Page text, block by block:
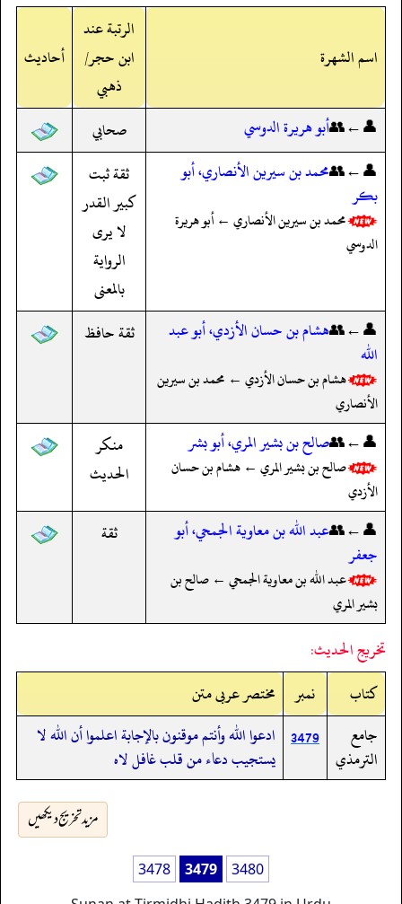
اسم الشهرة
الرتبة عند
ابن حجر/
ذهبي
أحاديث
👤←👥أبو هريرة الدوسي
صحابي
👤←👥محمد بن سيرين الأنصاري، أبو
بكر
محمد بن سيرين الأنصاري ← أبو هريرة
الدوسي
ثقة ثبت
كبير القدر
لا يرى
الرواية
بالمعنى
👤←👥هشام بن حسان الأزدي، أبو عبد
الله
هشام بن حسان الأزدي ← محمد بن سيرين
الأنصاري
ثقة حافظ
👤←👥صالح بن بشير المري، أبو بشر
صالح بن بشير المري ← هشام بن حسان
الأزدي
منكر
الحديث
👤←👥عبد الله بن معاوية الجمحي، أبو
جعفر
عبد الله بن معاوية الجمحي ← صالح بن
بشير المري
ثقة
تخريج الحديث:
کتاب
نمبر
مختصر عربی متن
جامع
الترمذي
3479 ادعوا الله وأنتم موقنون بالإجابة اعلموا أن الله لا
يستجيب دعاء من قلب غافل لاه
مزید تخریج دیکھیں
3478 3479
3480